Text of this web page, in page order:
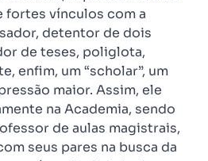
fortes vínculos com a
detentor de dois
de teses, poliglota,
enfim, um “scholar”, um
maior. Assim, ele
na Academia, sendo
de aulas magistrais,
seus pares na busca da